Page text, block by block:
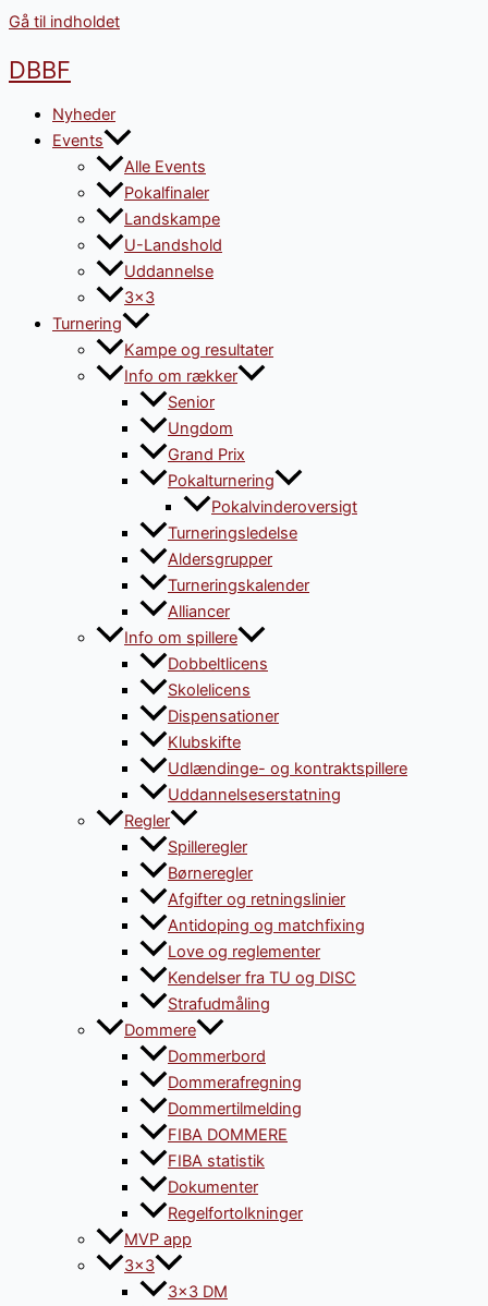
Gå til indholdet
DBBF
Nyheder
Events
Alle Events
Pokalfinaler
Landskampe
U-Landshold
Uddannelse
3×3
Turnering
Kampe og resultater
Info om rækker
Senior
Ungdom
Grand Prix
Pokalturnering
Pokalvinderoversigt
Turneringsledelse
Aldersgrupper
Turneringskalender
Alliancer
Info om spillere
Dobbeltlicens
Skolelicens
Dispensationer
Klubskifte
Udlændinge- og kontraktspillere
Uddannelseserstatning
Regler
Spilleregler
Børneregler
Afgifter og retningslinier
Antidoping og matchfixing
Love og reglementer
Kendelser fra TU og DISC
Strafudmåling
Dommere
Dommerbord
Dommerafregning
Dommertilmelding
FIBA DOMMERE
FIBA statistik
Dokumenter
Regelfortolkninger
MVP app
3×3
3×3 DM